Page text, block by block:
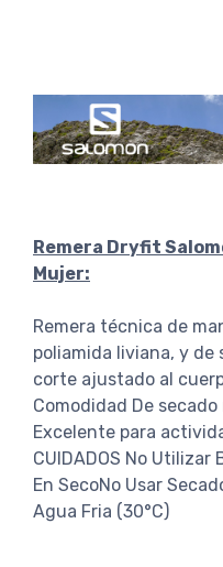
Remera Dryfit
Mujer:
Remera técnica de
poliamida liviana, y de
corte ajustado al
Comodidad De
Excelente para
CUIDADOS No
En SecoNo Usar
Agua Fria (30°C)